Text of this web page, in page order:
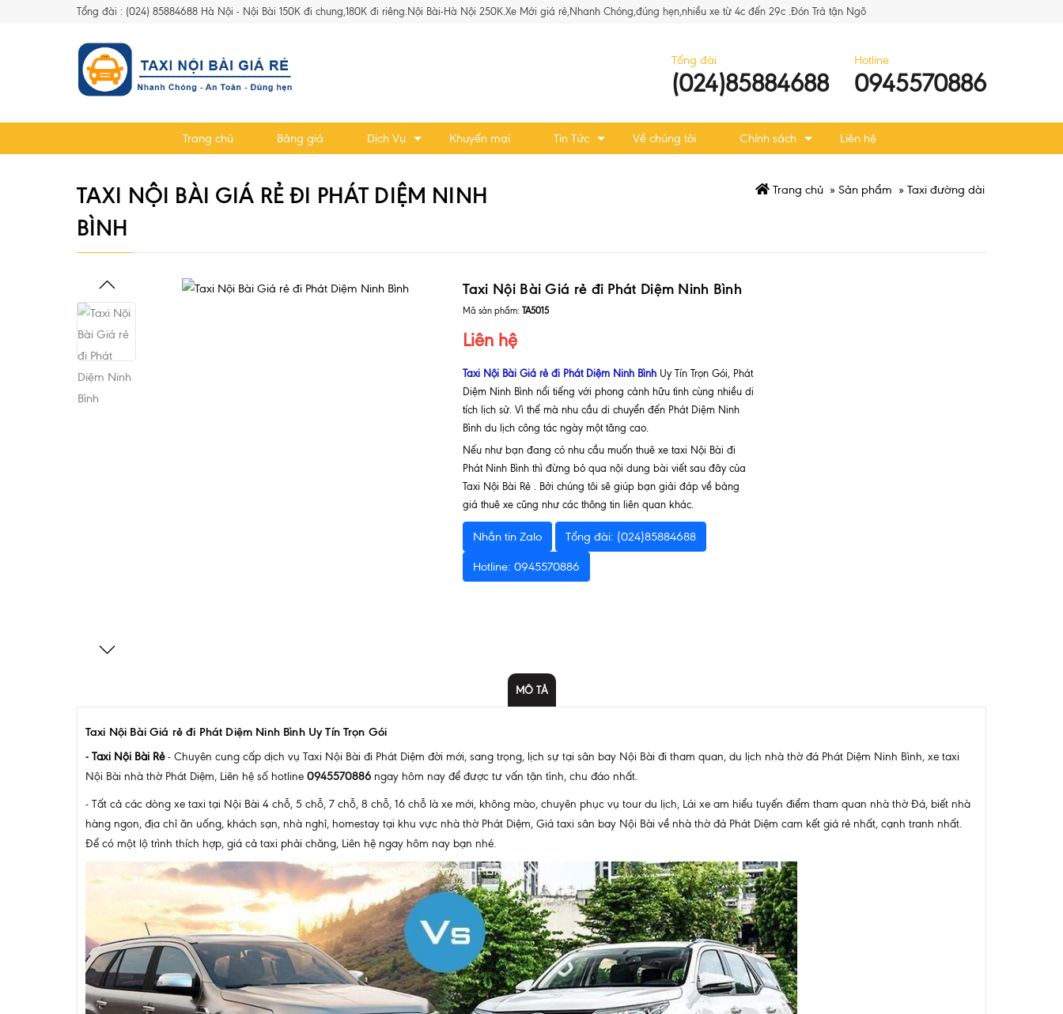
Tổng đài : (024) 85884688 Hà Nội - Nội Bài 150K đi chung,180K đi riêng.Nội Bài-Hà Nội 250K.Xe Mới giá rẻ,Nhanh Chóng,đúng hẹn,nhiều xe từ 4c đến 29c .Đón Trả tận Ngõ
Tổng đài
(024)85884688
Hotline
0945570886
Trang chủ Bảng giá Dịch Vụ Khuyến mại Tin Tức Về chúng tôi Chính sách Liên hệ
TAXI NỘI BÀI GIÁ RẺ ĐI PHÁT DIỆM NINH
BÌNH
Trang chủ » Sản phẩm » Taxi đường dài
Taxi Nội Bài Giá rẻ đi Phát Diệm Ninh Bình
Mã sản phẩm: TA5015
Liên hệ
Taxi Nội Bài Giá rẻ đi Phát Diệm Ninh BìnhUy Tín Trọn Gói, Phát
Diệm Ninh Bình nổi tiếng với phong cảnh hữu tình cùng nhiều di
tích lịch sử. Vì thế mà nhu cầu di chuyển đến Phát Diệm Ninh
Bình du lịch công tác ngày một tăng cao.
Nếu như bạn đang có nhu cầu muốn thuê xe taxi Nội Bài đi
Phát Ninh Bình thì đừng bỏ qua nội dung bài viết sau đây của
Taxi Nội Bài Rẻ . Bởi chúng tôi sẽ giúp bạn giải đáp về bảng
giá thuê xe cũng như các thông tin liên quan khác.
Nhắn tin Zalo Tổng đài: (024)85884688
Hotline: 0945570886
MÔ TẢ
Taxi Nội Bài Giá rẻ đi Phát Diệm Ninh Bình Uy Tín Trọn Gói
- Taxi Nội Bài Rẻ- Chuyên cung cấp dịch vụ Taxi Nội Bài đi Phát Diệm đời mới, sang trọng, lịch sự tại sân bay Nội Bài đi tham quan, du lịch nhà thờ đá Phát Diệm Ninh Bình, xe taxi
Nội Bài nhà thờ Phát Diệm, Liên hệ số hotline 0945570886 ngay hôm nay để được tư vấn tận tình, chu đáo nhất.
- Tất cả các dòng xe taxi tại Nội Bài 4 chỗ, 5 chỗ, 7 chỗ, 8 chỗ, 16 chỗ là xe mới, không mào, chuyên phục vụ tour du lịch, Lái xe am hiểu tuyến điểm tham quan nhà thờ Đá, biết nhà
hàng ngon, địa chỉ ăn uống, khách sạn, nhà nghỉ, homestay tại khu vực nhà thờ Phát Diệm, Giá taxi sân bay Nội Bài về nhà thờ đá Phát Diệm cam kết giá rẻ nhất, cạnh tranh nhất.
Để có một lộ trình thích hợp, giá cả taxi phải chăng, Liên hệ ngay hôm nay bạn nhé.